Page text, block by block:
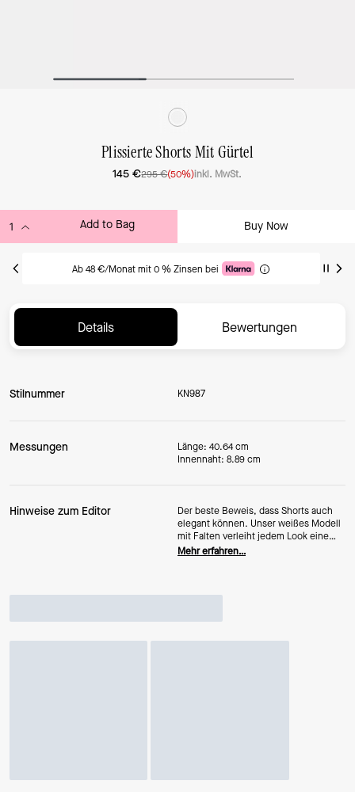
Plissierte Shorts Mit Gürtel
145 €295 €(50%)inkl. MwSt.
Add to Bag Buy Now
Ab 48 €/Monat mit 0 % Zinsen bei
Details Bewertungen
Stilnummer KN987
Messungen
Länge: 40.64 cm
Innennaht: 8.89 cm
Hinweise zum Editor
Der beste Beweis, dass Shorts auch
elegant können. Unser weißes Modell
mit Falten verleiht jedem Look eine
maßgeschneiderte Note – vom
goldfarbener Schnalle.
Mehr erfahren…